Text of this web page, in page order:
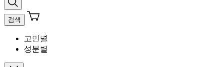
검색
고민별
성분별